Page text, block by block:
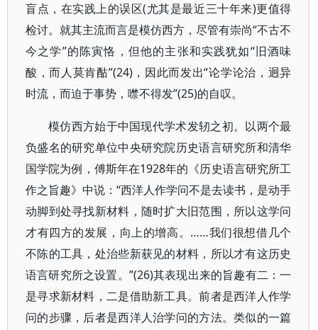
盲点，在实践上的误区(尤其是最近三十年来)更值得
检讨。就其主流而言是模仿西方，尽管有崇尚“不古不
今之学”的陈寅恪，但他的主张和实践犹如“旧酒味
酸，而人莫肯酤”(24)，因此而发出“论学论治，迥异
时流，而迫于事势，噤不得发”(25)的自叹。
模仿西方始于中国现代学术发轫之初。以两个最
负盛名的研究单位中央研究院历史语言研究所和清华
国学院为例，傅斯年在1928年的《历史语言研究所工
作之旨趣》中说：“西洋人作学问不是去读书，是动手
动脚到处寻找新材料，随时扩大旧范围，所以这学问
才有四方的发展，向上的增高。……我们很想借几个
不陈的工具，处治些新获见的材料，所以才有这历史
语言研究所之设置。”(26)其表现出来的旨趣有二：一
是寻求新材料，二是借助新工具。前者是西洋人作学
问的步骤，后者是西洋人治学问的方法。类似的一篇